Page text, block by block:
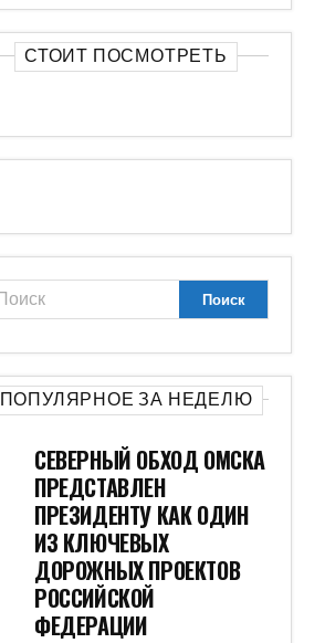
СТОИТ ПОСМОТРЕТЬ
ПОПУЛЯРНОЕ ЗА НЕДЕЛЮ
СЕВЕРНЫЙ ОБХОД ОМСКА
ПРЕДСТАВЛЕН
ПРЕЗИДЕНТУ КАК ОДИН
ИЗ КЛЮЧЕВЫХ
ДОРОЖНЫХ ПРОЕКТОВ
РОССИЙСКОЙ
ФЕДЕРАЦИИ